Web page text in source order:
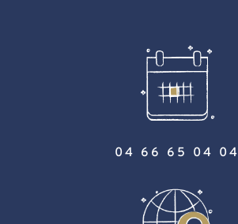
04 66 65 04 04